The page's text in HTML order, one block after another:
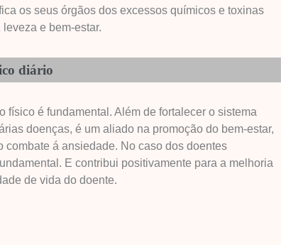
os seus órgãos dos excessos químicos e toxinas
e bem-estar.
diário
físico é fundamental. Além de fortalecer o sistema
doenças, é um aliado na promoção do bem-estar,
combate á ansiedade. No caso dos doentes
E contribui positivamente para a melhoria
de vida do doente.